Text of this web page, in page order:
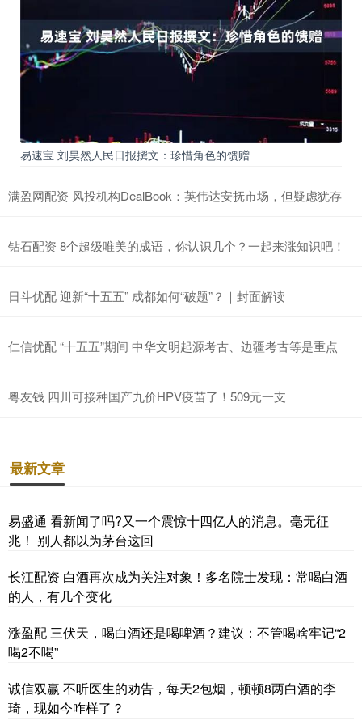
易速宝 刘昊然人民日报撰文：珍惜角色的馈赠
满盈网配资 风投机构DealBook：英伟达安抚市场，但疑虑犹存
钻石配资 8个超级唯美的成语，你认识几个？一起来涨知识吧！
日斗优配 迎新“十五五” 成都如何“破题”？｜封面解读
仁信优配 “十五五”期间 中华文明起源考古、边疆考古等是重点
粤友钱 四川可接种国产九价HPV疫苗了！509元一支
最新文章
易盛通 看新闻了吗?又一个震惊十四亿人的消息。毫无征
兆！ 别人都以为茅台这回
长江配资 白酒再次成为关注对象！多名院士发现：常喝白酒
的人，有几个变化
涨盈配 三伏天，喝白酒还是喝啤酒？建议：不管喝啥牢记“2
喝2不喝”
诚信双赢 不听医生的劝告，每天2包烟，顿顿8两白酒的李
琦，现如今咋样了？